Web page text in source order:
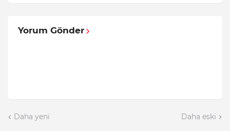
Yorum Gönder
Daha yeni Daha eski